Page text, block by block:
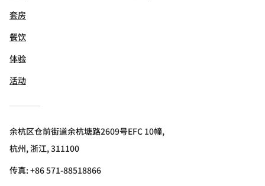
套房
餐饮
体验
活动
余杭区仓前街道余杭塘路2609号EFC 10幢,
杭州, 浙江, 311100
传真:+86 571-88518866